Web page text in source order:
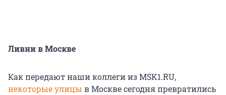
Ливни в Москве
Как передают наши коллеги из MSK1.RU,
некоторые улицы в Москве сегодня превратились